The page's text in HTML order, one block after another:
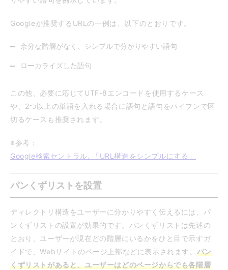
Googleが推奨するURLの一例は、以下のとおりです。
余分な階層がなく、シンプルで分かりやすい語句
ローカライズした語句
この他、必要に応じてUTF-8エンコードを使用するケース
や、2つ以上の単語を入れる場合に語句と語句をハイフンで区
切るケースも推奨されます。
※参考：
Google検索セントラル. 「URL構造をシンプルにする」
パンくずリストを設置
ディレクトリ構造をユーザーに分かりやすく伝えるには、パ
ンくずリストの設置が効果的です。パンくずリストは先述の
とおり、ユーザーが現在どの階層にいるかをひと目で示すガ
イドで、Webサイトのページ上部などに表示されます。 パン
くずリストがあると、ユーザーはどのページからでも各階層